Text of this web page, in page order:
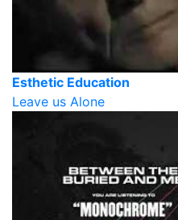
Esthetic Education
Leave us Alone